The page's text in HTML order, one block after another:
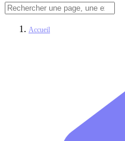
Accueil